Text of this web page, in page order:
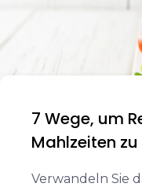
7 Wege, um
Mahlzeiten
Verwandeln Sie